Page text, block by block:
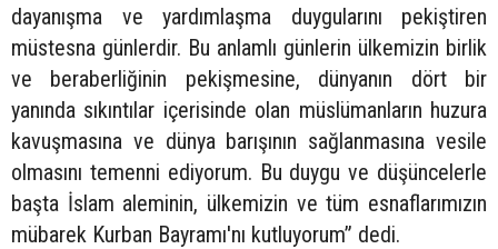
dayanışma ve yardımlaşma duygularını pekiştiren
müstesna günlerdir. Bu anlamlı günlerin ülkemizin birlik
ve beraberliğinin pekişmesine, dünyanın dört bir
yanında sıkıntılar içerisinde olan müslümanların huzura
kavuşmasına ve dünya barışının sağlanmasına vesile
olmasını temenni ediyorum. Bu duygu ve düşüncelerle
başta İslam aleminin, ülkemizin ve tüm esnaflarımızın
mübarek Kurban Bayramı'nı kutluyorum” dedi.